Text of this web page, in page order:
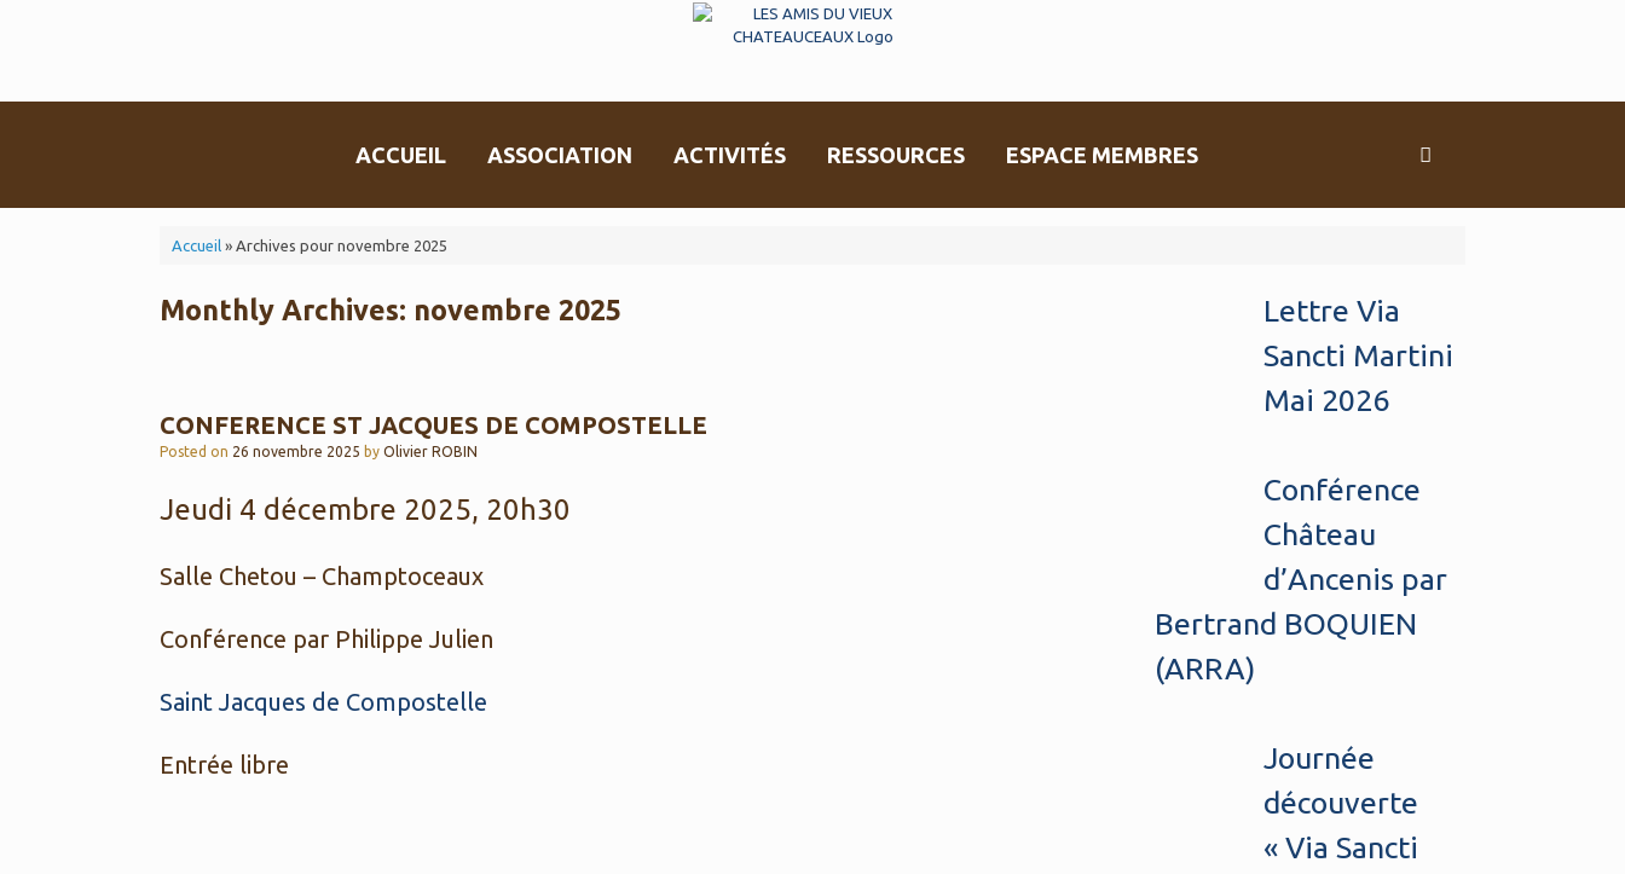
ACCUEIL ASSOCIATION ACTIVITÉS RESSOURCES ESPACE MEMBRES
Accueil » Archives pour novembre 2025
Monthly Archives: novembre 2025
CONFERENCE ST JACQUES DE COMPOSTELLE
Posted on 26 novembre 2025 by Olivier ROBIN
Jeudi 4 décembre 2025, 20h30
Salle Chetou – Champtoceaux
Conférence par Philippe Julien
Saint Jacques de Compostelle
Entrée libre
Lettre Via
Sancti Martini
Mai 2026
Conférence
Château
d’Ancenis par
Bertrand BOQUIEN
(ARRA)
Journée
découverte
« Via Sancti